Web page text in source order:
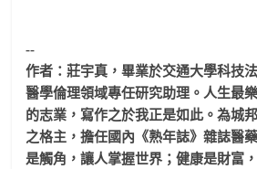
--
作者：莊宇真，畢業於交通大學科技
醫學倫理領域專任研究助理。人生最
的志業，寫作之於我正是如此。為城
之格主，擔任國內《熟年誌》雜誌醫
是觸角，讓人掌握世界；健康是財富